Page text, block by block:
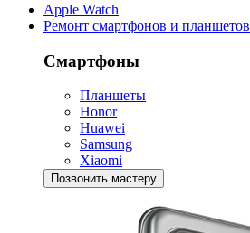
Apple Watch
Ремонт смартфонов и планшетов
Смартфоны
Планшеты
Honor
Huawei
Samsung
Xiaomi
Позвонить мастеру